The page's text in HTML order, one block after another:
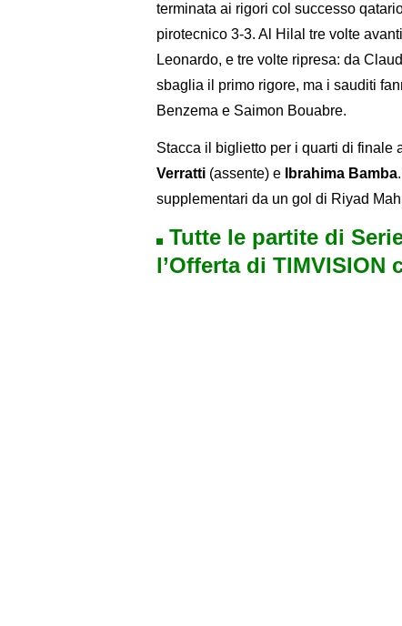
terminata ai rigori col successo
pirotecnico 3-3. Al Hilal tre volte
Leonardo, e tre volte ripresa: da
sbaglia il primo rigore, ma i sauditi
Benzema e Saimon Bouabre.
Stacca il biglietto per i quarti di finale
Verratti (assente) e Ibrahima Bamba
supplementari da un gol di Riyad
Tutte le partite di
l’Offerta di TIMVISION